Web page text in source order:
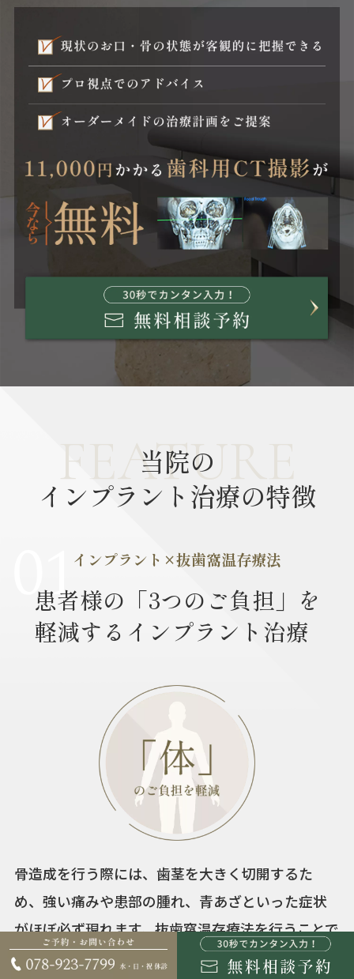
FEATURE
当院の
インプラント治療の特徴
インプラント×抜歯窩温存療法
患者様の「3つのご負担」を
軽減するインプラント治療
骨造成を行う際には、歯茎を大きく切開するた
め、強い痛みや患部の腫れ、青あざといった症状
がほぼ必ず現れます。抜歯窩温存療法を行うことで
骨造成が必要なくなったり、骨造成の規模が小さ